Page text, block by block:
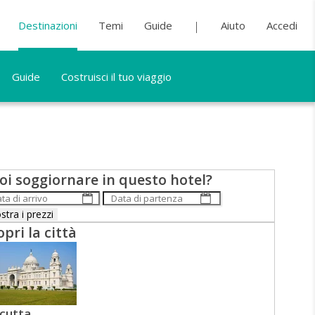
Destinazioni Temi Guide Aiuto Accedi
Guide Costruisci il tuo viaggio
soggiornare in questo hotel?
la città